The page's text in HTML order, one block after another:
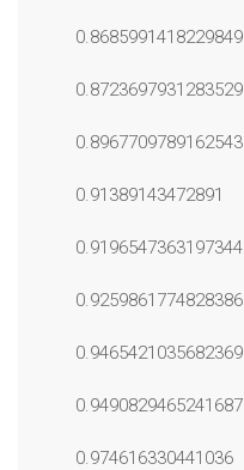
0.8685991418229849
0.8723697931283529
0.8967709789162543
0.91389143472891
0.9196547363197344
0.9259861774828386
0.9465421035682369
0.9490829465241687
0.974616330441036